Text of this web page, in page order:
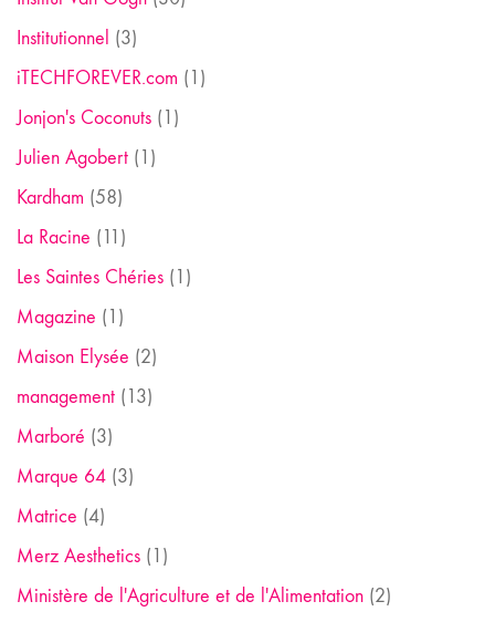
Institutionnel (3)
iTECHFOREVER.com (1)
Jonjon's Coconuts (1)
Julien Agobert (1)
Kardham (58)
La Racine (11)
Les Saintes Chéries (1)
Magazine (1)
Maison Elysée (2)
management (13)
Marboré (3)
Marque 64 (3)
Matrice (4)
Merz Aesthetics (1)
Ministère de l'Agriculture et de l'Alimentation (2)